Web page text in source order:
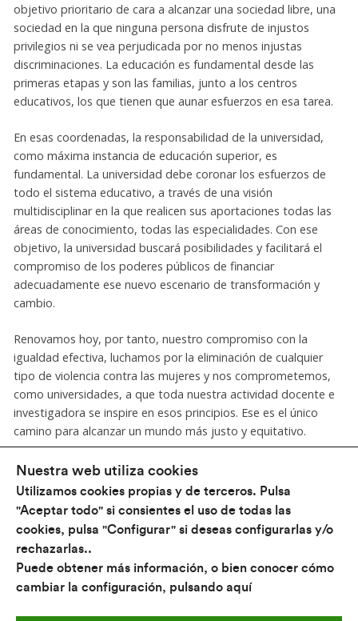
Nuestra web utiliza cookies
Utilizamos cookies propias y de terceros. Pulsa
"Aceptar todo" si consientes el uso de todas las
cookies, pulsa "Configurar" si deseas configurarlas y/o
rechazarlas..
Puede obtener más información, o bien conocer cómo
cambiar la configuración, pulsando aquí
objetivo prioritario de cara a alcanzar una sociedad libre, una
sociedad en la que ninguna persona disfrute de injustos
privilegios ni se vea perjudicada por no menos injustas
discriminaciones. La educación es fundamental desde las
primeras etapas y son las familias, junto a los centros
educativos, los que tienen que aunar esfuerzos en esa tarea.
En esas coordenadas, la responsabilidad de la universidad,
como máxima instancia de educación superior, es
fundamental. La universidad debe coronar los esfuerzos de
todo el sistema educativo, a través de una visión
multidisciplinar en la que realicen sus aportaciones todas las
áreas de conocimiento, todas las especialidades. Con ese
objetivo, la universidad buscará posibilidades y facilitará el
compromiso de los poderes públicos de financiar
adecuadamente ese nuevo escenario de transformación y
cambio.
Renovamos hoy, por tanto, nuestro compromiso con la
igualdad efectiva, luchamos por la eliminación de cualquier
tipo de violencia contra las mujeres y nos comprometemos,
como universidades, a que toda nuestra actividad docente e
investigadora se inspire en esos principios. Ese es el único
camino para alcanzar un mundo más justo y equitativo.
Conócenos
¿Qué hacemos?